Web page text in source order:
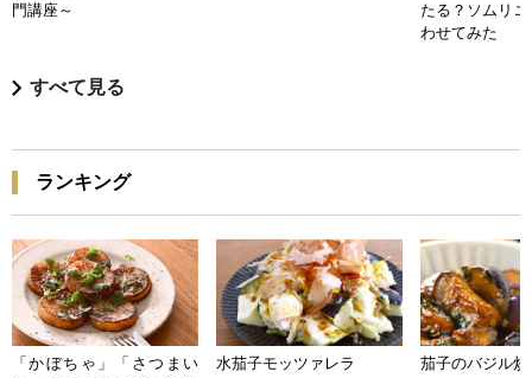
門講座～
たる？ソムリ
わせてみた
すべて見る
ランキング
「かぼちゃ」「さつまい
水茄子モッツァレラ 茄子のバジル炒